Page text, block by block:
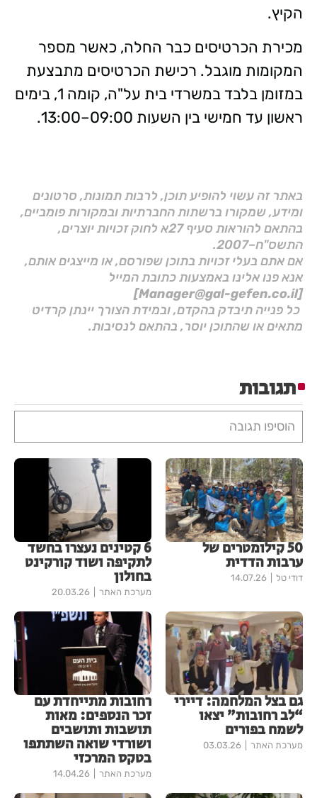
הקיץ.
מכירת הכרטיסים כבר החלה, כאשר מספר
המקומות מוגבל. רכישת הכרטיסים מתבצעת
במזומן בלבד במשרדי בית על"ה, קומה 1, בימים
ראשון עד חמישי בין השעות 09:00–13:00.
באתר זה עשוי להופיע תוכן, לרבות תמונות, סרטונים
ומידע, שמקורו ברשתות החברתיות ובמקורות פומביים,
בהתאם להוראות סעיף 27א לחוק זכויות יוצרים,
התשס"ח–2007.
אם אתם בעלי זכויות בתוכן שפורסם, או מייצגים אותם,
אנא פנו אלינו באמצעות כתובת המייל
[Manager@gal-gefen.co.il]
כל פנייה תיבדק בהקדם, ובמידת הצורך יינתן קרדיט
מתאים או שהתוכן יוסר, בהתאם לנסיבות.
תגובות
הוסיפו תגובה
50 קילומטרים של
ערבות הדדית
דודי טל 14.07.26
6 קטינים נעצרו בחשד
לתקיפה ושוד קורקינט
בחולון
מערכת האתר 20.03.26
גם בצל המלחמה: דיירי
“לב רחובות” יצאו
לשמח בפורים
מערכת האתר 03.03.26
רחובות מתייחדת עם
זכר הנספים: מאות
תושבות ותושבים
ושורדי שואה השתתפו
בטקס המרכזי
מערכת האתר 14.04.26